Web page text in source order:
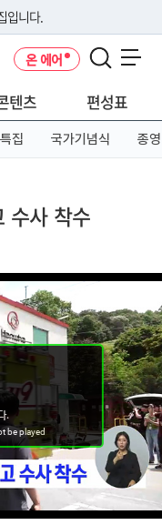
입니다.
용하고 있다면 아래 URL에
온 에어
텐츠 편성표
특집 국가기념식 종영
수사 착수